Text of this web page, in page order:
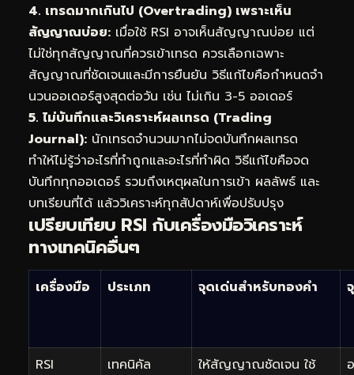
4. เทรดมากเกินไป (Overtrading) เพราะเห็น
สัญญาณบ่อย: เมื่อใช้ RSI อาจเห็นสัญญาณบ่อย แต่
ไม่ใช่ทุกสัญญาณที่ควรเข้าเทรด ควรเลือกเฉพาะ
สัญญาณที่ชัดเจนและมีการยืนยัน วิธีแก้ไขคือกำหนดจำ
นวนออเดอร์สูงสุดต่อวัน เช่น ไม่เกิน 3-5 ออเดอร์
5. ไม่บันทึกและวิเคราะห์ผลเทรด (Trading
Journal): นักเทรดจำนวนมากไม่จดบันทึกผลเทรด
ทำให้ไม่รู้ว่าอะไรที่ทำถูกและอะไรที่ทำผิด วิธีแก้ไขคือจด
บันทึกทุกออเดอร์ รวมถึงเหตุผลในการเข้า ผลลัพธ์ และ
บทเรียนที่ได้ แล้ววิเคราะห์ทุกสัปดาห์เพื่อปรับปรุง
เปรียบเทียบ RSI กับเครื่องมือวิเคราะห์
ทางเทคนิคอื่นๆ
เครื่องมือ ประเภท จุดเด่นสำหรับทองคำ
RSI เทคนิคัล
ให้สัญญาณชัดเจน ใช้